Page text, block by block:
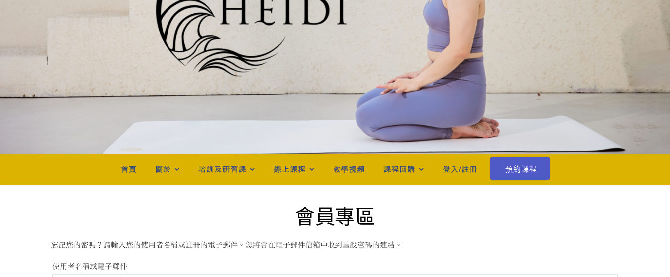
首頁 關於 培訓及研習課 線上課程 教學視頻 課程回購 登入/註冊 預約課程
會員專區
忘記您的密嗎？請輸入您的使用者名稱或註冊的電子郵件。您將會在電子郵件信箱中收到重設密碼的連結。
使用者名稱或電子郵件